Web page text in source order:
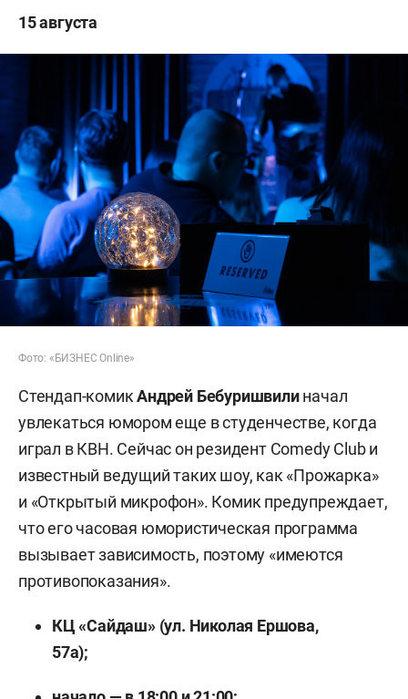
15 августа
Фото: «БИЗНЕС Online»
Стендап-комикАндрей Бебуришвилиначал
увлекаться юмором еще в студенчестве, когда
играл в КВН. Сейчас он резидент Comedy Club и
известный ведущий таких шоу, как «Прожарка»
и «Открытый микрофон». Комик предупреждает,
что его часовая юмористическая программа
вызывает зависимость, поэтому «имеются
противопоказания».
КЦ «Сайдаш» (ул. Николая Ершова,
57а);